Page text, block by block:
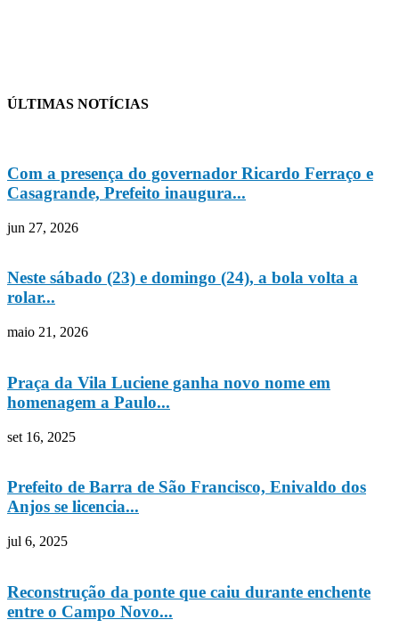
ÚLTIMAS NOTÍCIAS
Com a presença do governador Ricardo Ferraço e
Casagrande, Prefeito inaugura...
jun 27, 2026
Neste sábado (23) e domingo (24), a bola volta a
rolar...
maio 21, 2026
Praça da Vila Luciene ganha novo nome em
homenagem a Paulo...
set 16, 2025
Prefeito de Barra de São Francisco, Enivaldo dos
Anjos se licencia...
jul 6, 2025
Reconstrução da ponte que caiu durante enchente
entre o Campo Novo...